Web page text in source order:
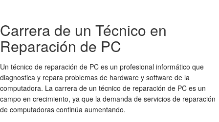
Carrera de un Técnico en
Reparación de PC
Un técnico de reparación de PC es un profesional informático que
diagnostica y repara problemas de hardware y software de la
computadora. La carrera de un técnico de reparación de PC es un
campo en crecimiento, ya que la demanda de servicios de reparación
de computadoras continúa aumentando.